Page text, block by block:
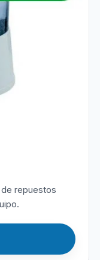
repuestos